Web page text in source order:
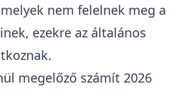
az olyan helyiség,
használatához
garázs, műhely vagy
sem